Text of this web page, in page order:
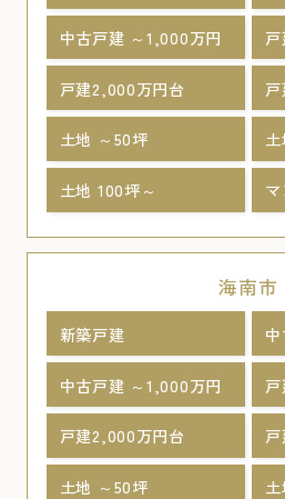
中古戸建 ～1,000万円
戸建2,000万円台
土地 ～50坪
土地 100坪～
海南市
新築戸建
中古戸建 ～1,000万円
戸建2,000万円台
土地 ～50坪